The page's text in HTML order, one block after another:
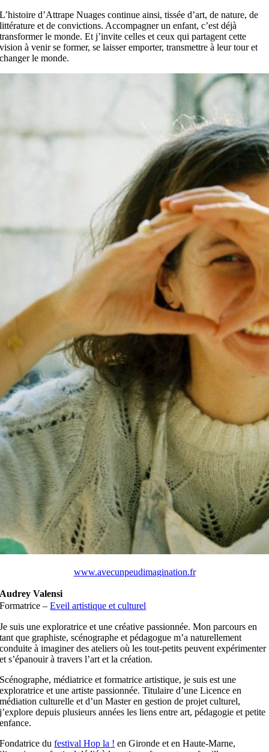
L’histoire d’Attrape Nuages continue ainsi, tissée d’art, de nature, de
littérature et de convictions. Accompagner un enfant, c’est déjà
transformer le monde. Et j’invite celles et ceux qui partagent cette
vision à venir se former, se laisser emporter, transmettre à leur tour et
changer le monde.
www.avecunpeudimagination.fr
Audrey Valensi
Formatrice –Eveil artistique et culturel
Je suis une exploratrice et une créative passionnée. Mon parcours en
tant que graphiste, scénographe et pédagogue m’a naturellement
conduite à imaginer des ateliers où les tout-petits peuvent expérimenter
et s’épanouir à travers l’art et la création.
Scénographe, médiatrice et formatrice artistique, je suis est une
exploratrice et une artiste passionnée.Titulaire d’une Licence en
médiation culturelle et d’un Master en gestion de projet culturel,
j’explore depuis plusieurs années les liens entre art, pédagogie et petite
enfance.
Fondatrice dufestival Hop la ! en Gironde et en Haute-Marne,